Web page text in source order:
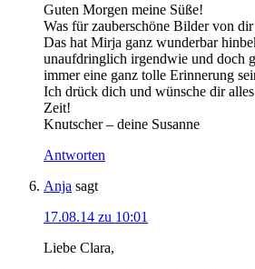
Guten Morgen meine Süße!
Was für zauberschöne Bilder von
Das hat Mirja ganz wunderbar
unaufdringlich irgendwie und doch
immer eine ganz tolle Erinnerung
Ich drück dich und wünsche dir
Zeit!
Knutscher – deine Susanne
Antworten
Anja sagt
17.08.14 zu 10:01
Liebe Clara,